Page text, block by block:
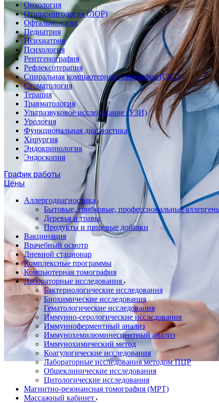
Онкология
Отоларингология (ЛОР)
Офтальмология
Педиатрия
Психиатрия
Психология
Рентгенография
Рефлексотерапия
Спиральная компьютерная томография (СКТ)
Стоматология
Терапия
Травматология
Ультразвуковое исследование (УЗИ)
Урология
Функциональная диагностика
Хирургия
Эндокринология
Эндоскопия
График работы
Цены
Аллергодиагностика
Бытовые, грибковые, профессиональные
Деревья и травы
Продукты и пищевые добавки
Вакцинация
Врачебный осмотр
Дневной стационар
Комплексные программы
Компьютерная томография
Лабораторные исследования
Бактериологические исследования
Биохимические исследования
Гематологические исследования
Иммунно-серологические исследования
Иммунноферментный анализ
Иммунохемилюминесцентный анализ
Иммунохимический метод
Коагулогические исследования
Лабораторные исследования методом ПЦР
Общеклинические исследования
Цитологические исследования
Магнитно-резонансная томография (МРТ)
Массажный кабинет